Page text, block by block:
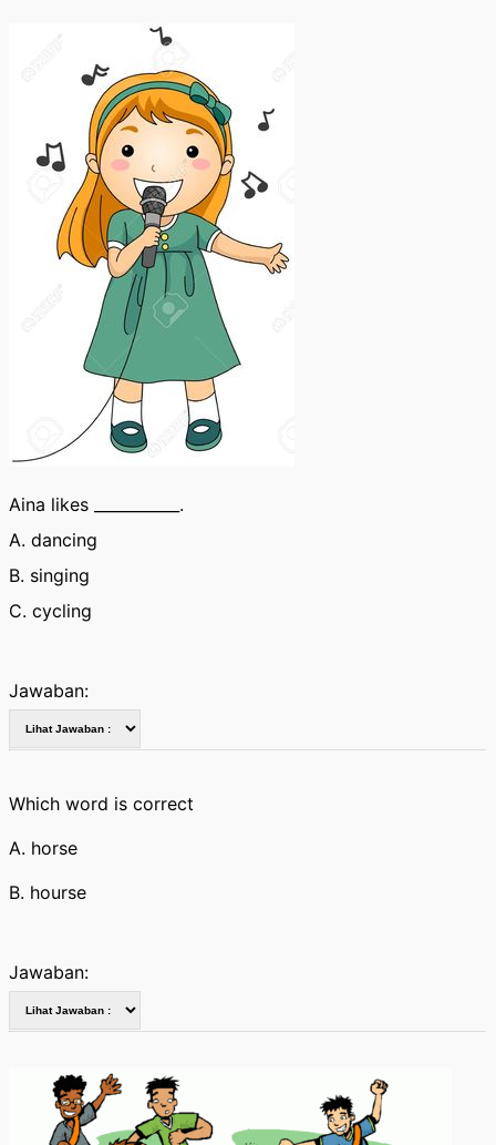
Aina likes ___________.
A. dancing
B. singing
C. cycling
Jawaban:
Which word is correct
A. horse
B. hourse
Jawaban: